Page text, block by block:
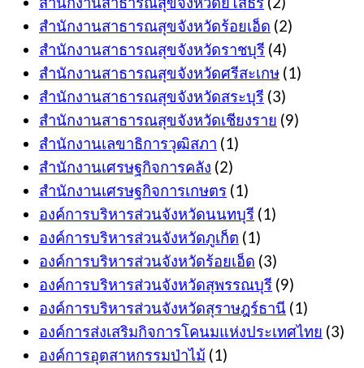
สำนักงานสาธารณสุขจังหวัดร้อยเอ็ด (2)
สำนักงานสาธารณสุขจังหวัดราชบุรี (4)
สำนักงานสาธารณสุขจังหวัดศรีสะเกษ (1)
สำนักงานสาธารณสุขจังหวัดสระบุรี (3)
สำนักงานสาธารณสุขจังหวัดเชียงราย (9)
สำนักงานเลขาธิการวุฒิสภา (1)
สำนักงานเศรษฐกิจการคลัง (2)
สำนักงานเศรษฐกิจการเกษตร (1)
องค์การบริหารส่วนจังหวัดนนทบุรี (1)
องค์การบริหารส่วนจังหวัดภูเก็ต (1)
องค์การบริหารส่วนจังหวัดร้อยเอ็ด (3)
องค์การบริหารส่วนจังหวัดสุพรรณบุรี (9)
องค์การบริหารส่วนจังหวัดสุราษฎร์ธานี (1)
องค์การส่งเสริมกิจการโคนมแห่งประเทศไทย (3)
องค์การอุตสาหกรรมป่าไม้ (1)